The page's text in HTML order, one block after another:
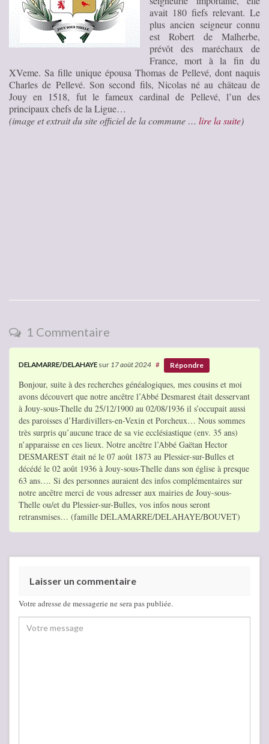
avait 180 fiefs relevant. Le
plus ancien seigneur connu
est Robert de Malherbe,
prévôt des maréchaux de
France, mort à la fin du
XVeme. Sa fille unique épousa Thomas de Pellevé, dont naquis
Charles de Pellevé. Son second fils, Nicolas né au chäteau de
Jouy en 1518, fut le fameux cardinal de Pellevé, l’un des
principaux chefs de la Ligue…
(image et extrait du site officiel de la commune … lire la suite)
1 Commentaire
DELAMARRE/DELAHAYE sur 17 août 2024 # Répondre
Bonjour, suite à des recherches généalogiques, mes cousins et moi
avons découvert que notre ancêtre l’Abbé Desmarest était desservant
à Jouy-sous-Thelle du 25/12/1900 au 02/08/1936 il s’occupait aussi
des paroisses d’Hardivillers-en-Vexin et Porcheux… Nous sommes
très surpris qu’aucune trace de sa vie ecclésiastique (env. 35 ans)
n’apparaisse en ces lieux. Notre ancêtre l’Abbé Gaëtan Hector
DESMAREST était né le 07 août 1873 au Plessier-sur-Bulles et
décédé le 02 août 1936 à Jouy-sous-Thelle dans son église à presque
63 ans…. Si des personnes auraient des infos complémentaires sur
notre ancêtre merci de vous adresser aux mairies de Jouy-sous-
Thelle ou/et du Plessier-sur-Bulles, vos infos nous seront
retransmises… (famille DELAMARRE/DELAHAYE/BOUVET)
Laisser un commentaire
Votre adresse de messagerie ne sera pas publiée.